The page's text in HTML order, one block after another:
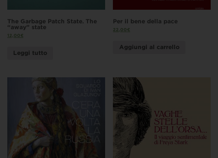
The Garbage Patch State. The
“away” state
12,00€
Leggi tutto
Per il bene della pace
22,00€
Aggiungi al carrello